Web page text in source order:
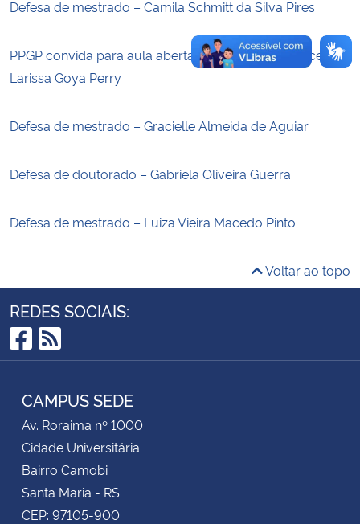
Banco Central do Brasil
Defesa de mestrado – Camila Schmitt da Silva Pires
PPGP convida para aula aberta ministrada pela discente
Larissa Goya Perry
Defesa de mestrado – Gracielle Almeida de Aguiar
Defesa de doutorado – Gabriela Oliveira Guerra
Defesa de mestrado – Luiza Vieira Macedo Pinto
Voltar ao topo
REDES SOCIAIS:
Facebook
RSS
CAMPUS SEDE
Av. Roraima nº 1000
Cidade Universitária
Bairro Camobi
Santa Maria - RS
CEP: 97105-900